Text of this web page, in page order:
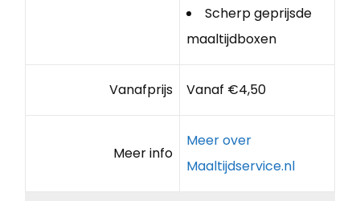
Scherp geprijsde
maaltijdboxen
Vanafprijs Vanaf €4,50
Meer info
Meer over
Maaltijdservice.nl